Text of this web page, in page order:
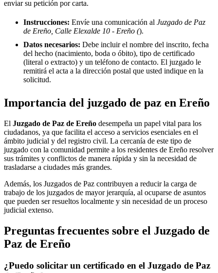
enviar su petición por carta.
Instrucciones: Envíe una comunicación al Juzgado de Paz
de Ereño, Calle Elexalde 10 - Ereño ().
Datos necesarios: Debe incluir el nombre del inscrito, fecha
del hecho (nacimiento, boda o óbito), tipo de certificado
(literal o extracto) y un teléfono de contacto. El juzgado le
remitirá el acta a la dirección postal que usted indique en la
solicitud.
Importancia del juzgado de paz en Ereño
El Juzgado de Paz de Ereño desempeña un papel vital para los
ciudadanos, ya que facilita el acceso a servicios esenciales en el
ámbito judicial y del registro civil. La cercanía de este tipo de
juzgado con la comunidad permite a los residentes de Ereño resolver
sus trámites y conflictos de manera rápida y sin la necesidad de
trasladarse a ciudades más grandes.
Además, los Juzgados de Paz contribuyen a reducir la carga de
trabajo de los juzgados de mayor jerarquía, al ocuparse de asuntos
que pueden ser resueltos localmente y sin necesidad de un proceso
judicial extenso.
Preguntas frecuentes sobre el Juzgado de
Paz de Ereño
¿Puedo solicitar un certificado en el Juzgado de Paz